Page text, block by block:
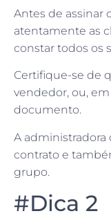
Antes de assinar
atentamente as
constar todos os
Certifique-se de
vendedor, ou,
documento.
A administradora
contrato e
grupo.
#Dica 2